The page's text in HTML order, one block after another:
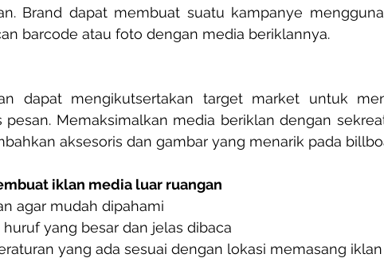
Brand dapat membuat suatu kampanye
barcode atau foto dengan media beriklannya.
dapat mengikutsertakan target market untuk
pesan. Memaksimalkan media beriklan dengan
aksesoris dan gambar yang menarik pada
iklan media luar ruangan
agar mudah dipahami
yang besar dan jelas dibaca
yang ada sesuai dengan lokasi memasang iklan